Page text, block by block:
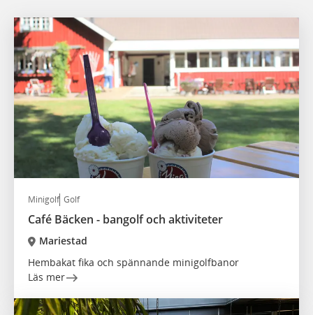
Minigolf Golf
Café Bäcken - bangolf och aktiviteter
Mariestad
Hembakat fika och spännande minigolfbanor
Läs mer